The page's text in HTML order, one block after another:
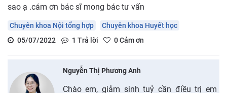
sao ạ .cám ơn bác sĩ mong bác tư vấn
Chuyên khoa Nội tổng hợp
Chuyên khoa Huyết học
05/07/2022
1 Trả lời 0Cảm ơn
Nguyễn Thị Phương Anh
Chào em, giảm sinh tuỷ cần điều trị em